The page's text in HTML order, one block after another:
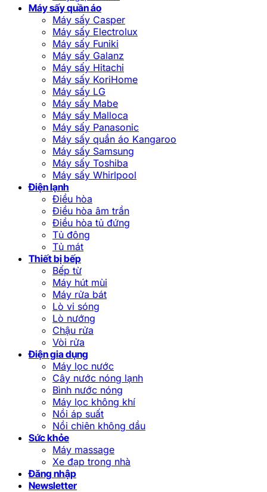
Máy sấy quần áo
Máy sấy Casper
Máy sấy Electrolux
Máy sấy Funiki
Máy sấy Galanz
Máy sấy Hitachi
Máy sấy KoriHome
Máy sấy LG
Máy sấy Mabe
Máy sấy Malloca
Máy sấy Panasonic
Máy sấy quần áo Kangaroo
Máy sấy Samsung
Máy sấy Toshiba
Máy sấy Whirlpool
Điện lạnh
Điều hòa
Điều hòa âm trần
Điều hòa tủ đứng
Tủ đông
Tủ mát
Thiết bị bếp
Bếp từ
Máy hút mùi
Máy rửa bát
Lò vi sóng
Lò nướng
Chậu rửa
Vòi rửa
Điện gia dụng
Máy lọc nước
Cây nước nóng lạnh
Bình nước nóng
Máy lọc không khí
Nồi áp suất
Nồi chiên không dầu
Sức khỏe
Máy massage
Xe đạp trong nhà
Đăng nhập
Newsletter